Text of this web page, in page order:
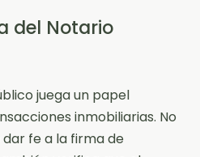
del Notario
juega un papel
inmobiliarias. No
fe a la firma de